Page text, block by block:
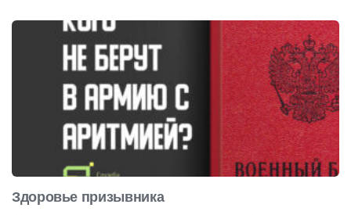
Здоровье призывника